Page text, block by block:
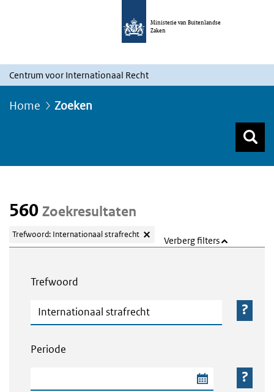
Ministerie van Buitenlandse
Zaken
Centrum voor Internationaal Recht
Home Zoeken
560 Zoekresultaten
Trefwoord: Internationaal strafrecht
Verberg filters
Trefwoord
Trefwoord
Periode